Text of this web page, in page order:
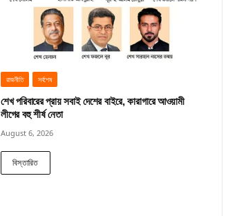
রাজনীতি সর্বশেষ
শেখ পরিবারের প্রায় সবাই দেশের বাইরে, কারাগারে আওয়ামী
লীগের বহু শীর্ষ নেতা
August 6, 2026
বিস্তারিত